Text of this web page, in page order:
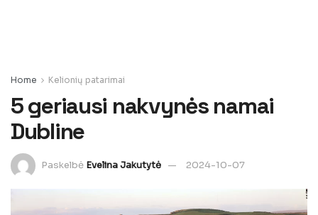
Home Kelionių patarimai
5 geriausi nakvynės namai
Dubline
Paskelbė Evelina Jakutytė 2024-10-07